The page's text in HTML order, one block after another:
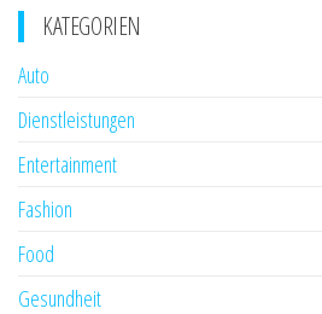
KATEGORIEN
Auto
Dienstleistungen
Entertainment
Fashion
Food
Gesundheit